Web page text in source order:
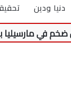
دنيا ودين
بيتش..